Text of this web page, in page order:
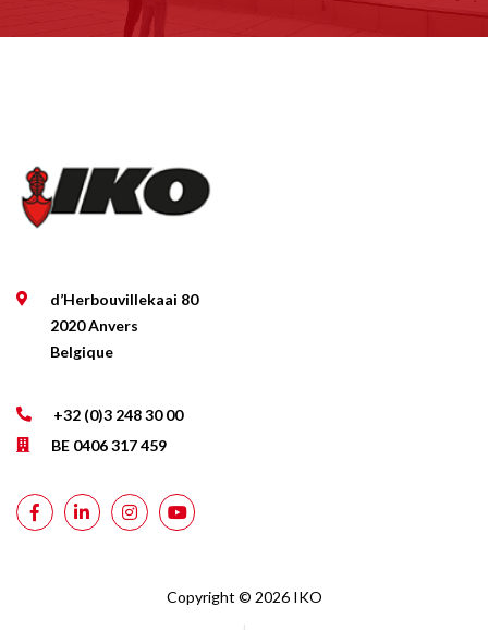
d’Herbouvillekaai 80
2020 Anvers
Belgique
+32 (0)3 248 30 00
BE 0406 317 459
Copyright © 2026 IKO